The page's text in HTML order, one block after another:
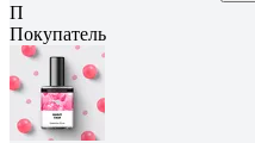
П
Покупатель